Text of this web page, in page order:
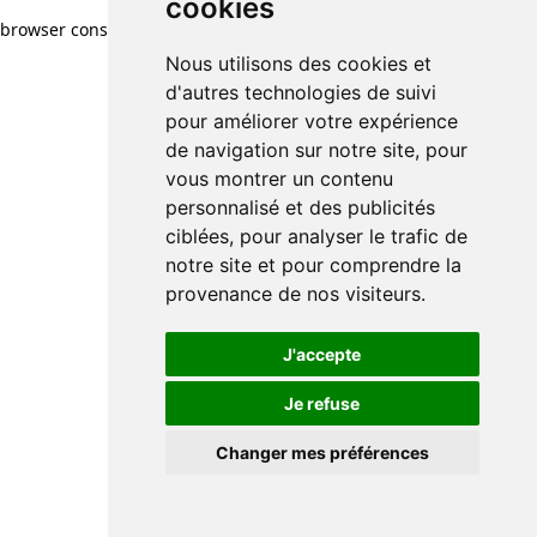
cookies
Nous utilisons des cookies et
d'autres technologies de suivi
pour améliorer votre expérience
de navigation sur notre site, pour
vous montrer un contenu
personnalisé et des publicités
ciblées, pour analyser le trafic de
notre site et pour comprendre la
provenance de nos visiteurs.
J'accepte
Je refuse
Changer mes préférences
browser console for more information)